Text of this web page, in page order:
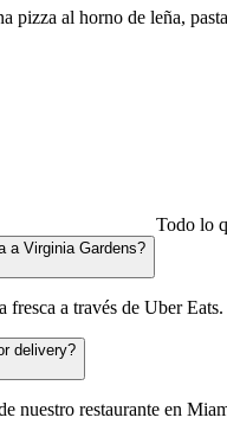
pizza al horno de leña,
Todo lo
a Virginia Gardens?
fresca a través de Uber
delivery?
nuestro restaurante en